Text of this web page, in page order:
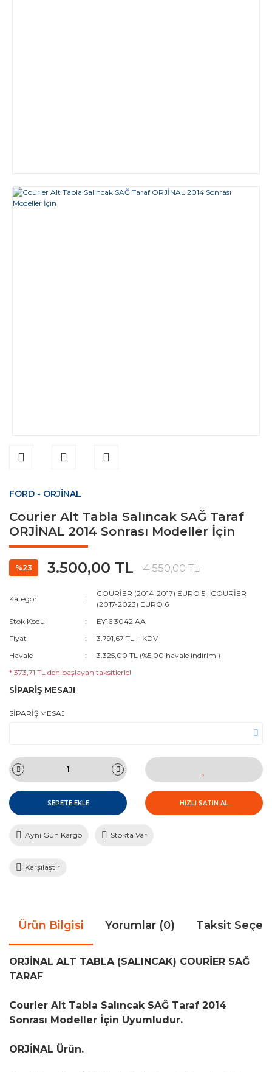
FORD - ORJİNAL
Courier Alt Tabla Salıncak SAĞ Taraf
ORJİNAL 2014 Sonrası Modeller İçin
%23 3.500,00 TL 4.550,00 TL
Kategori
COURİER (2014-2017) EURO 5 , COURİER
(2017-2023) EURO 6
Stok Kodu
EY16 3042 AA
Fiyat
3.791,67 TL + KDV
Havale
3.325,00 TL (%5,00 havale indirimi)
* 373,71 TL den başlayan taksitlerle!
SİPARİŞ MESAJI
SİPARİŞ MESAJI
SEPETE EKLE HIZLI SATIN AL
Aynı Gün Kargo Stokta Var
Karşılaştır
Ürün Bilgisi Yorumlar (0) Taksit
ORJİNAL ALT TABLA (SALINCAK) COURİER SAĞ
TARAF
Courier Alt Tabla Salıncak SAĞ Taraf 2014
Sonrası Modeller İçin Uyumludur.
ORJİNAL Ürün.